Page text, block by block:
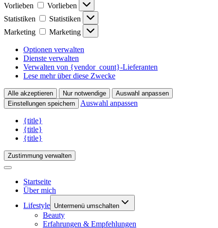
Vorlieben
Vorlieben
Statistiken
Statistiken
Marketing
Marketing
Optionen verwalten
Dienste verwalten
Verwalten von {vendor_count}-Lieferanten
Lese mehr über diese Zwecke
Alle akzeptieren Nur notwendige
Auswahl anpassen
Einstellungen speichern
Auswahl anpassen
{title}
{title}
{title}
Zustimmung verwalten
Startseite
Über mich
Lifestyle Untermenü umschalten
Beauty
Erfahrungen & Empfehlungen